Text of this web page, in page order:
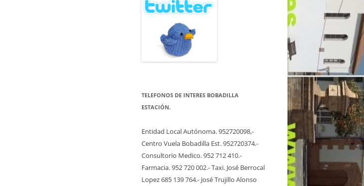
TELEFONOS DE INTERES BOBADILLA
ESTACIÓN.
Entidad Local Autónoma. 952720098,-
Centro Vuela Bobadilla Est. 952720374.-
Consultorio Medico. 952 712 410.-
Farmacia. 952 720 002.- Taxi. José Berrocal
Lopez 685 139 764.- José Trujillo Alonso